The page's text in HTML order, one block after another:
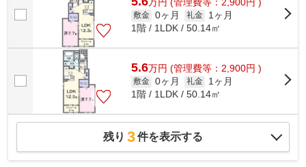
敷金 0ヶ月 礼金
1ヶ月
1階 / 1LDK / 50.14㎡
5.6万円 (管理費等：2,900円 )
敷金 0ヶ月 礼金
1ヶ月
1階 / 1LDK / 50.14㎡
残り 3件を表示する